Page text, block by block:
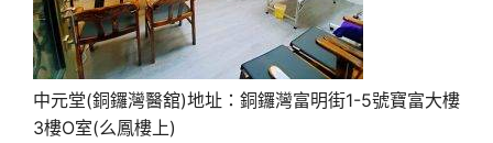
中元堂(銅鑼灣醫舘)地址：銅鑼灣富明街1-5號寶富大樓
3樓O室(么鳳樓上)